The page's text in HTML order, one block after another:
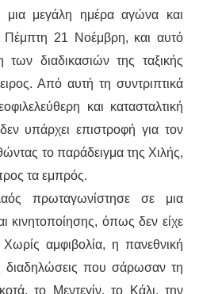
/ ΒΑΛΚΆΝΙΑ
ΕΥΡΏΠΗ
/ ΒΌΡΕΙΑ ΑΦΡΙΚΉ
ΑΜΕΡΙΚΉ
ΑΜΕΡΙΚΉ
/ ΩΚΕΑΝΊΑ
μια μεγάλη ημέρα αγώνα και
Πέμπτη 21 Νοέμβρη, και αυτό
των διαδικασιών της ταξικής
ς. Από αυτή τη συντριπτικά
και κατασταλτική
υπάρχει επιστροφή για τον
το παράδειγμα της Χιλής,
τα εμπρός.
πρωταγωνίστησε σε μια
κινητοποίησης, όπως δεν είχε
αμφιβολία, η πανεθνική
διαδηλώσεις που σάρωσαν τη
το Μεντεγίν, το Κάλι, την